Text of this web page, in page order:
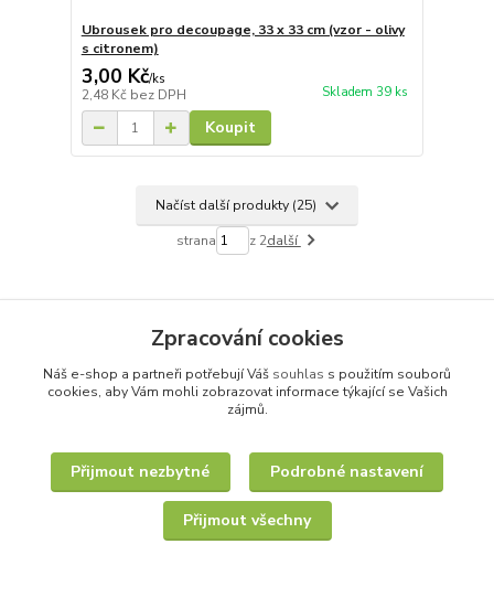
Ubrousek pro decoupage, 33 x 33 cm (vzor - olivy
s citronem)
3,00 Kč/ks
2,48 Kč bez DPH Skladem 39 ks
Koupit
Načíst další produkty (25)
strana z 2další
Zpracování cookies
Náš e-shop a partneři potřebují Váš souhlas s použitím souborů
cookies, aby Vám mohli zobrazovat informace týkající se Vašich
zájmů.
Přijmout nezbytné Podrobné nastavení
Přijmout všechny